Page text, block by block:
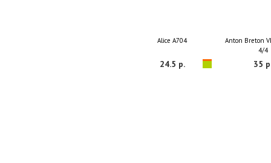
Alice A704
24.5 р.
Anton Breton
4/4
35